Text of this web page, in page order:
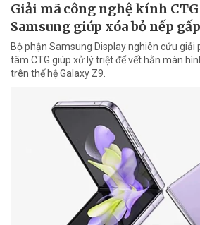
Giải mã công nghệ kính
Samsung giúp xóa bỏ nếp
Bộ phận Samsung Display nghiên cứu giải
tâm CTG giúp xử lý triệt để vết hằn màn
trên thế hệ Galaxy Z9.